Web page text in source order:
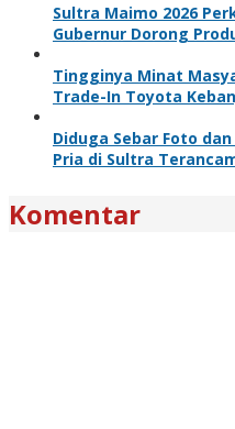
Sultra Maimo 2026
Gubernur Dorong
Tingginya Minat
Trade-In Toyota
Diduga Sebar Foto
Pria di Sultra
Komentar